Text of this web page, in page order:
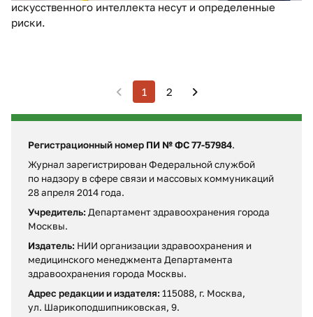
искусственного интеллекта несут и определенные
риски.
1 2
Регистрационный номер ПИ № ФС 77-57984.
Журнал зарегистрирован Федеральной службой
по надзору в сфере связи и массовых коммуникаций
28 апреля 2014 года.
Учредитель: Департамент здравоохранения города
Москвы.
Издатель: НИИ организации здравоохранения и
медицинского менеджмента Департамента
здравоохранения города Москвы.
Адрес редакции и издателя: 115088, г. Москва,
ул. Шарикоподшипниковская, 9.